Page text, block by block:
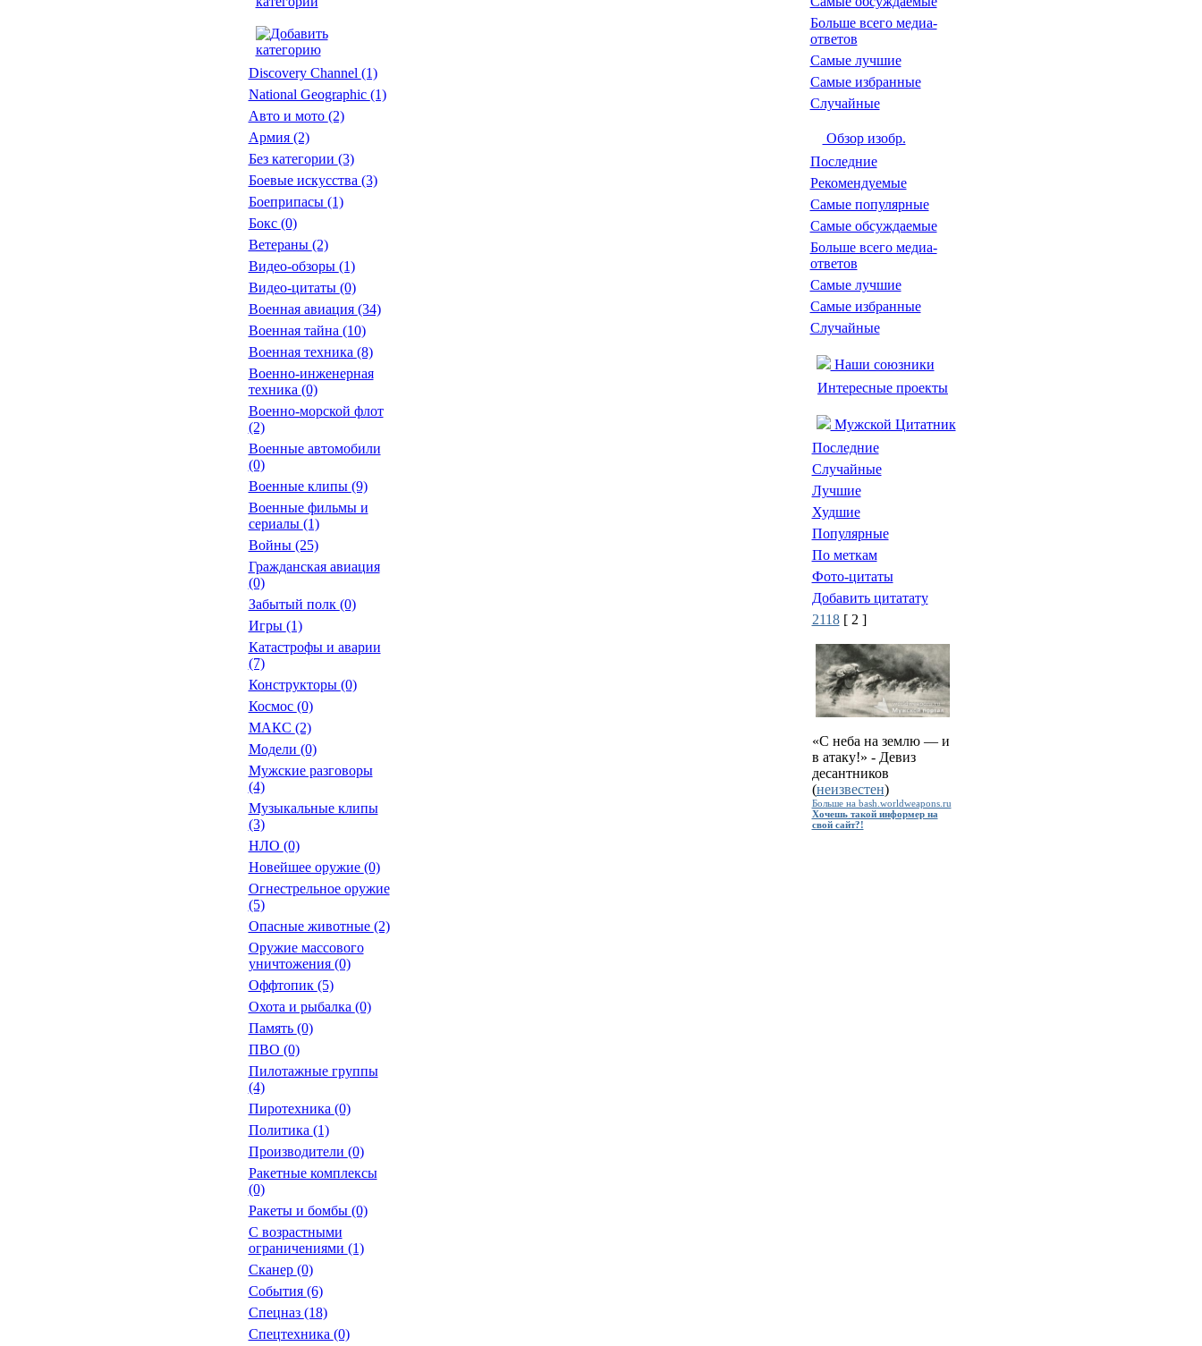
Discovery Channel (1)
National Geographic (1)
Авто и мото (2)
Армия (2)
Без категории (3)
Боевые искусства (3)
Боеприпасы (1)
Бокс (0)
Ветераны (2)
Видео-обзоры (1)
Видео-цитаты (0)
Военная авиация (34)
Военная тайна (10)
Военная техника (8)
Военно-инженерная
техника (0)
Военно-морской флот
(2)
Военные автомобили
(0)
Военные клипы (9)
Военные фильмы и
сериалы (1)
Войны (25)
Гражданская авиация
(0)
Забытый полк (0)
Игры (1)
Катастрофы и аварии
(7)
Конструкторы (0)
Космос (0)
МАКС (2)
Модели (0)
Мужские разговоры
(4)
Музыкальные клипы
(3)
НЛО (0)
Новейшее оружие (0)
Огнестрельное оружие
(5)
Опасные животные (2)
Оружие массового
уничтожения (0)
Оффтопик (5)
Охота и рыбалка (0)
Память (0)
ПВО (0)
Пилотажные группы
(4)
Пиротехника (0)
Политика (1)
Производители (0)
Ракетные комплексы
(0)
Ракеты и бомбы (0)
С возрастными
ограничениями (1)
Сканер (0)
События (6)
Спецназ (18)
Спецтехника (0)
Больше всего медиа-
ответов
Самые лучшие
Самые избранные
Случайные
Обзор изобр.
Последние
Рекомендуемые
Самые популярные
Самые обсуждаемые
Больше всего медиа-
ответов
Самые лучшие
Самые избранные
Случайные
Наши союзники
Интересные проекты
Мужской Цитатник
Последние
Случайные
Лучшие
Худшие
Популярные
По меткам
Фото-цитаты
Добавить цитатату
2118 [ 2 ]
«С неба на землю — и
в атаку!» - Девиз
десантников
(неизвестен)
Больше на bash.worldweapons.ru
Хочешь такой информер на
свой сайт?!